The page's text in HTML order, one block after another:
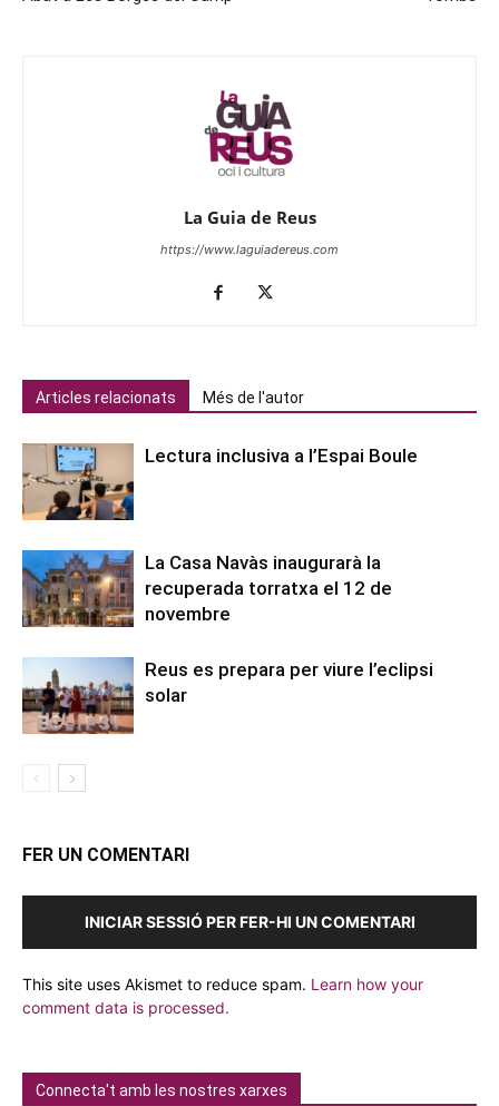
La Guia de Reus
https://www.laguiadereus.com
Articles relacionats Més de l'autor
Lectura inclusiva a l’Espai Boule
La Casa Navàs inaugurarà la
recuperada torratxa el 12 de
novembre
Reus es prepara per viure l’eclipsi
solar
FER UN COMENTARI
INICIAR SESSIÓ PER FER-HI UN COMENTARI
This site uses Akismet to reduce spam. Learn how your
comment data is processed.
Connecta't amb les nostres xarxes